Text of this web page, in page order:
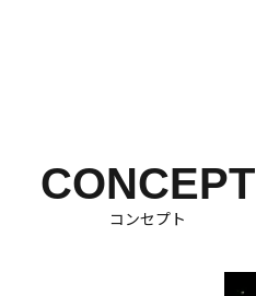
CONCEPT
コンセプト